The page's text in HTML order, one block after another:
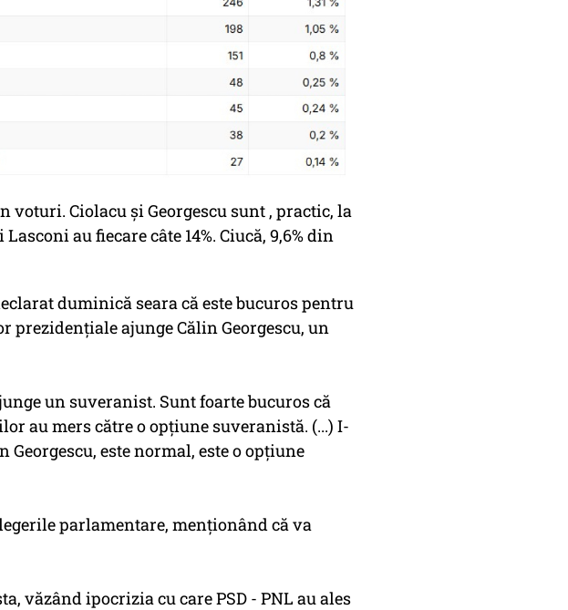
voturi. Ciolacu și Georgescu sunt , practic, la
au fiecare câte 14%. Ciucă, 9,6% din
duminică seara că este bucuros pentru
ajunge Călin Georgescu, un
un suveranist. Sunt foarte bucuros că
au mers către o opţiune suveranistă. (...) I-
este normal, este o opţiune
parlamentare, menţionând că va
văzând ipocrizia cu care PSD - PNL au ales